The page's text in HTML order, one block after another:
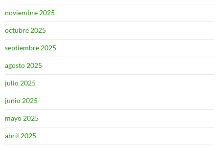
noviembre 2025
octubre 2025
septiembre 2025
agosto 2025
julio 2025
junio 2025
mayo 2025
abril 2025